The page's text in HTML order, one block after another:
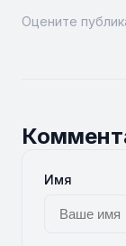
Оцените
Имя